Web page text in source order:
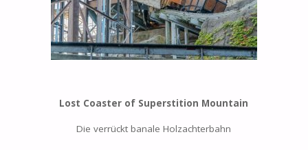
Lost Coaster of Superstition Mountain
Die verrückt banale Holzachterbahn